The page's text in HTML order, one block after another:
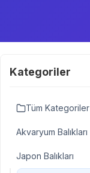
Kategoriler
Tüm Kategoriler
Akvaryum Balıkları
Japon Balıkları